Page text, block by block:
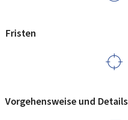
Fristen
Vorgehensweise und Details